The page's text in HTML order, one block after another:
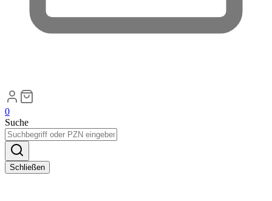
0
Suche
Schließen